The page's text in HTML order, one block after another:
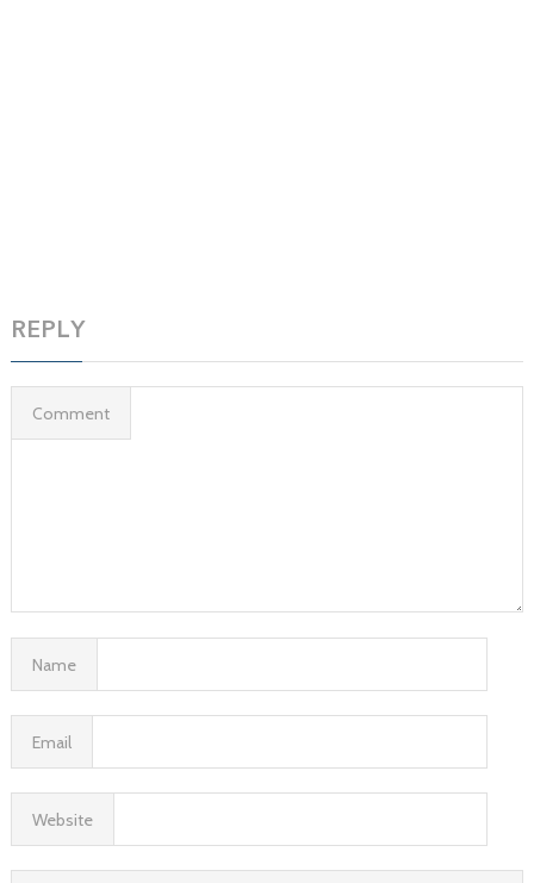
REPLY
Comment
Name
Email
Website